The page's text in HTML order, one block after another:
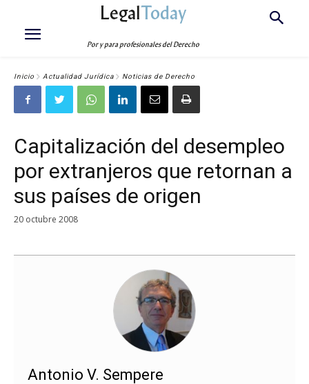
LegalToday
Por y para profesionales del Derecho
Inicio Actualidad Jurídica Noticias de Derecho
Capitalización del desempleo
por extranjeros que retornan a
sus países de origen
20 octubre 2008
Antonio V. Sempere